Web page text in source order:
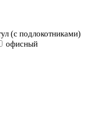
(с подлокотниками)
офисный